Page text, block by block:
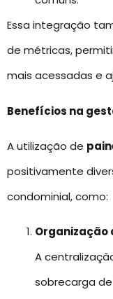
Essa integração
de métricas,
mais acessadas e
Benefícios na
A utilização de
positivamente
condominial, como:
A
sobrecarga